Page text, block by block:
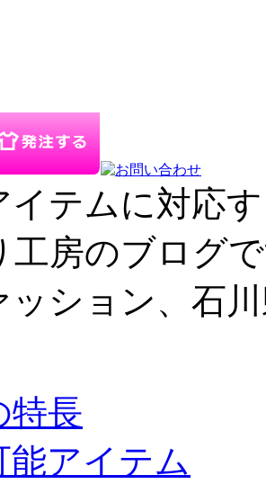
イテムに対応
工房のブログ
ッション、石
特長
能アイテム